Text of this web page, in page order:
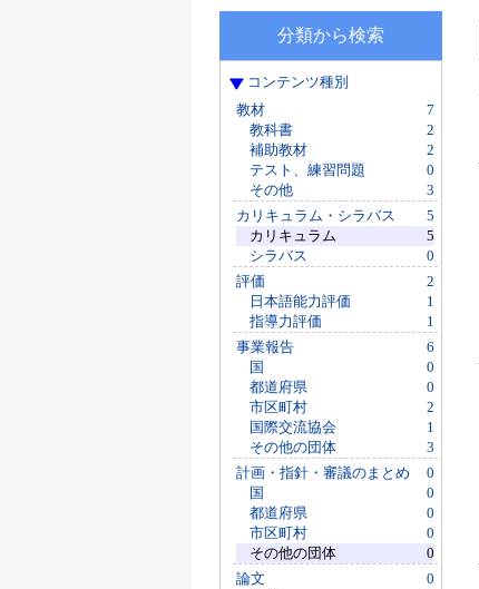
分類から検索
コンテンツ種別
教材
7
教科書
2
補助教材
2
テスト、練習問題
0
その他
3
カリキュラム・シラバス
5
カリキュラム
5
シラバス
0
評価
2
日本語能力評価
1
指導力評価
1
事業報告
6
国
0
都道府県
0
市区町村
2
国際交流協会
1
その他の団体
3
計画・指針・審議のまとめ
0
国
0
都道府県
0
市区町村
0
その他の団体
0
論文
0